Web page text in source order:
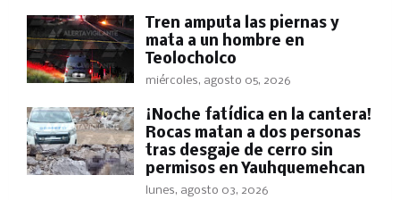
Tren amputa las piernas y
mata a un hombre en
Teolocholco
miércoles, agosto 05, 2026
​¡Noche fatídica en la cantera!
Rocas matan a dos personas
tras desgaje de cerro sin
permisos en Yauhquemehcan
lunes, agosto 03, 2026